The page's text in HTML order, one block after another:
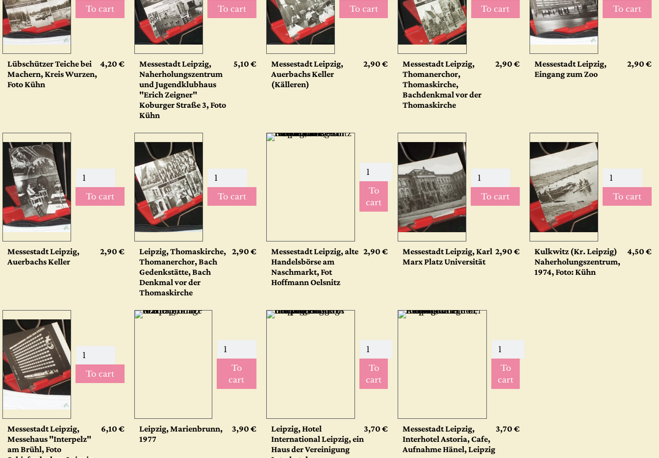
To cart
Lübschützer Teiche bei
Machern, Kreis Wurzen,
Foto Kühn
4,20 €
To cart
Messestadt Leipzig,
Naherholungszentrum
und Jugendklubhaus
"Erich Zeigner"
Koburger Straße 3, Foto
Kühn
5,10 €
To cart
Messestadt Leipzig,
Auerbachs Keller
(Källeren)
2,90 €
To cart
Messestadt Leipzig,
Thomanerchor,
Thomaskirche,
Bachdenkmal vor der
Thomaskirche
2,90 €
To cart
Messestadt Leipzig,
Eingang zum Zoo
2,90 €
To cart
Messestadt Leipzig,
Auerbachs Keller
2,90 €
To cart
Leipzig, Thomaskirche,
Thomanerchor, Bach
Gedenkstätte, Bach
Denkmal vor der
Thomaskirche
2,90 €
To
cart
Messestadt Leipzig, alte
Handelsbörse am
Naschmarkt, Fot
Hoffmann Oelsnitz
2,90 €
To cart
Messestadt Leipzig, Karl
Marx Platz Universität
2,90 €
To cart
Kulkwitz (Kr. Leipzig)
Naherholungszentrum,
1974, Foto: Kühn
4,50 €
To cart
Messestadt Leipzig,
Messehaus "Interpelz"
am Brühl, Foto
6,10 €
To
cart
Leipzig, Marienbrunn,
1977
3,90 €
To
cart
Leipzig, Hotel
International Leipzig, ein
Haus der Vereinigung
3,70 €
To
cart
Messestadt Leipzig,
Interhotel Astoria, Cafe,
Aufnahme Hänel, Leipzig
3,70 €